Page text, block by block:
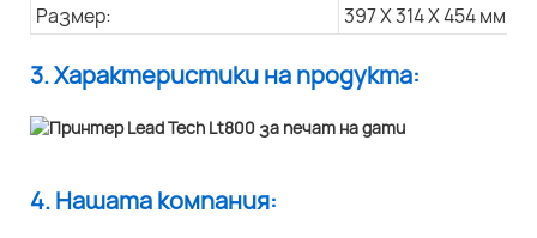
Размер:
397 X 314 X 454 мм
3. Характеристики на продукта:
4. Нашата компания: